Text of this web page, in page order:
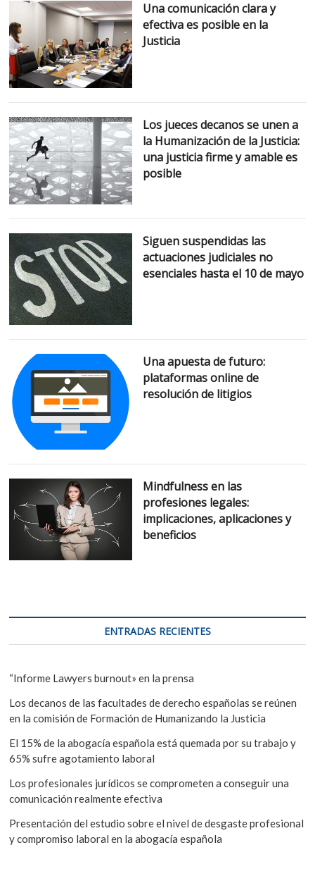
Una comunicación clara y
efectiva es posible en la
Justicia
Los jueces decanos se unen a
la Humanización de la Justicia:
una justicia firme y amable es
posible
Siguen suspendidas las
actuaciones judiciales no
esenciales hasta el 10 de mayo
Una apuesta de futuro:
plataformas online de
resolución de litigios
Mindfulness en las
profesiones legales:
implicaciones, aplicaciones y
beneficios
ENTRADAS RECIENTES
“Informe Lawyers burnout» en la prensa
Los decanos de las facultades de derecho españolas se reúnen
en la comisión de Formación de Humanizando la Justicia
El 15% de la abogacía española está quemada por su trabajo y
65% sufre agotamiento laboral
Los profesionales jurídicos se comprometen a conseguir una
comunicación realmente efectiva
Presentación del estudio sobre el nivel de desgaste profesional
y compromiso laboral en la abogacía española